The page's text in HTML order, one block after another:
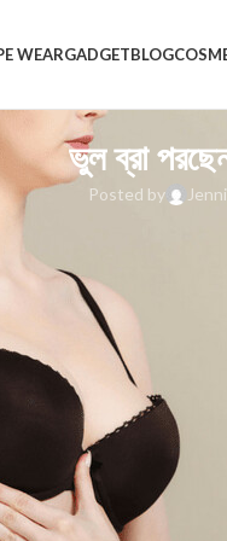
WEARGADGETBLOG
ভুল ব্রা
Posted by
করেন ভুল নিয়মে। মেয়েদের
পরিবর্তন, গর্ভধারণ অথবা
শুরু করার আগে, মনে রাখবেন যখন
যেতে পারে – তখন ক্রমশঃ
তাহলে ব্রা টি খুব টাইট – আপনাকে
ব্রা পরার পর পিঠের কাছে সর্বচ্চ
বড় এবং ঢিলা-ঢালা।
ব্রা সম্পর্কে ভুল ধারনার সবছে